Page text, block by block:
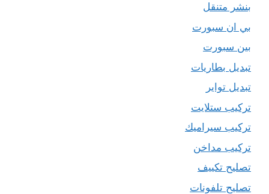
بنشر متنقل
بي ان سبورت
بين سبورت
تبديل بطاريات
تبديل تواير
تركيب ستلايت
تركيب سيراميك
تركيب مداخن
تصليح تكييف
تصليح تلفونات